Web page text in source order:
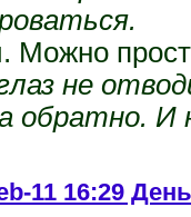
Можно
не
И
11 16:29